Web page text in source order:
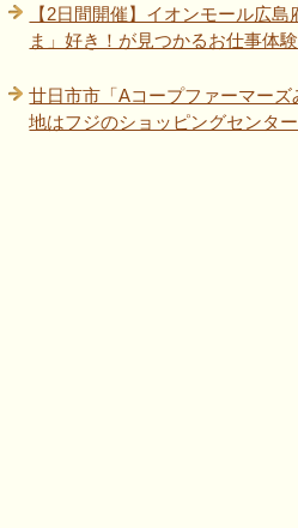
【2日間開催】イオンモール広
ま」好き！が見つかるお仕事体験
廿日市市「Aコープファーマー
地はフジのショッピングセンタ